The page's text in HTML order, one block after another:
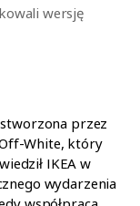
wersję
stworzona przez
White, który
IKEA w
wydarzenia